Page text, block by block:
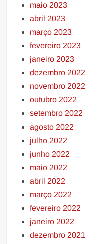
maio 2023
abril 2023
março 2023
fevereiro 2023
janeiro 2023
dezembro 2022
novembro 2022
outubro 2022
setembro 2022
agosto 2022
julho 2022
junho 2022
maio 2022
abril 2022
março 2022
fevereiro 2022
janeiro 2022
dezembro 2021